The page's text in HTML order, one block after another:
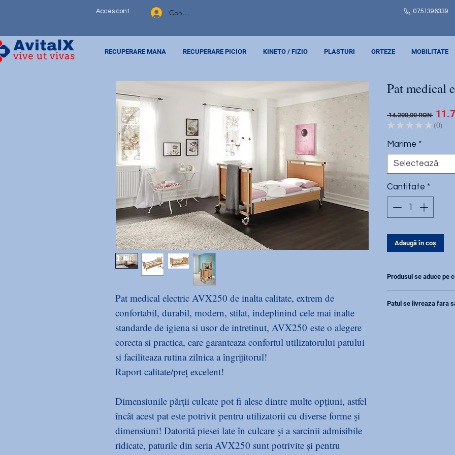
Acces cont Contul meu 0751 396339
RECUPERARE MANA RECUPERARE PICIOR KINETO / FIZIO PLASTURI ORTEZE MOBILITATE
Pat medical electric AVX250 de inalta calitate, extrem de
confortabil, durabil, modern, stilat, indeplinind cele mai inalte
standarde de igiena si usor de intretinut, AVX250 este o alegere
corecta si practica, care garanteaza confortul utilizatorului patului
si faciliteaza rutina zilnica a îngrijitorul!
Raport calitate/preț excelent!
Dimensiunile părții culcate pot fi alese dintre multe opțiuni, astfel
încât acest pat este potrivit pentru utilizatorii cu diverse forme și
dimensiuni! Datorită piesei late în culcare și a sarcinii admisibile
ridicate, paturile din seria AVX250 sunt potrivite și pentru
Pat medical
14.200,00 RON Preț
normal
★ ★ ★ ★ ★ 0
0
Marime *
Selectează
Cantitate *
Adaugă în coș
Produsul se aduce pe
Sunati pentru a
Patul se livreaza fara